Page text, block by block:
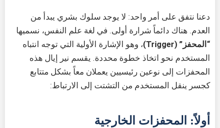
دعنا نتفق على أمر واحد: لا يوجد سلوك بشري يبدأ من
العدم. هناك دائماً شرارة أولى. في لغة علم النفس، نسميها
“المحفز” (Trigger)
، وهو الإشارة الأولية التي توجه انتباه
المستخدم نحو اتخاذ خطوة محددة. يقسم نير إيال هذه
المحفزات إلى نوعين رئيسيين يعملان معاً بشكل متتابع
كجسر ينقل المستخدم من التشتت إلى الارتباط:
أولاً: المحفزات الخارجية